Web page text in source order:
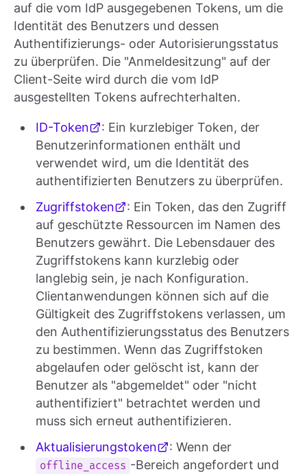
auf die vom IdP ausgegebenen Tokens, um die
Identität des Benutzers und dessen
Authentifizierungs- oder Autorisierungsstatus
zu überprüfen. Die "Anmeldesitzung" auf der
Client-Seite wird durch die vom IdP
ausgestellten Tokens aufrechterhalten.
ID-Token
: Ein kurzlebiger Token, der
Benutzerinformationen enthält und
verwendet wird, um die Identität des
authentifizierten Benutzers zu überprüfen.
Zugriffstoken
: Ein Token, das den Zugriff
auf geschützte Ressourcen im Namen des
Benutzers gewährt. Die Lebensdauer des
Zugriffstokens kann kurzlebig oder
langlebig sein, je nach Konfiguration.
Clientanwendungen können sich auf die
Gültigkeit des Zugriffstokens verlassen, um
den Authentifizierungsstatus des Benutzers
zu bestimmen. Wenn das Zugriffstoken
abgelaufen oder gelöscht ist, kann der
Benutzer als "abgemeldet" oder "nicht
authentifiziert" betrachtet werden und
muss sich erneut authentifizieren.
Aktualisierungstoken
: Wenn der
offline_access -Bereich angefordert und